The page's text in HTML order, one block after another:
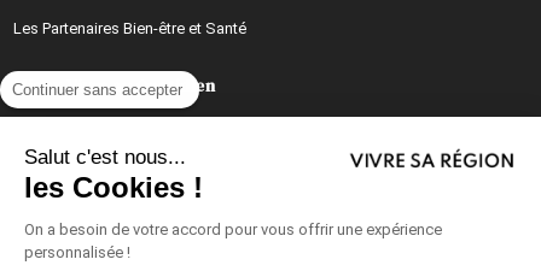
Continuer sans accepter
Salut c'est nous...
les Cookies !
On a besoin de votre accord pour vous offrir une expérience
personnalisée !
Les Partenaires Bien-être et Santé
Mieux Vivre au Quotidien
Recettes et Cuisine du Quotidien
Vie de Famille